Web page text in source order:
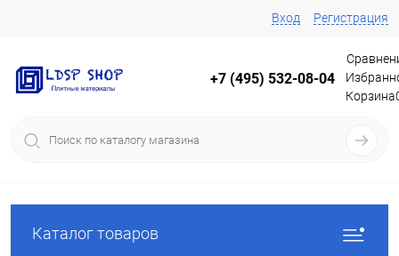
Вход Регистрация
+7 (495) 532-08-04
Корзина
Каталог товаров